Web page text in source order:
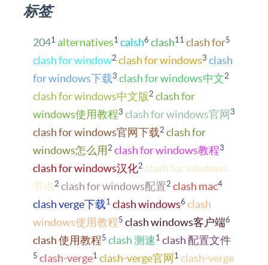
标签
2041 alternatives1 calsh6 clash11 clash for5
clash for window2 clash for windows3 clash
for windows下载3 clash for windows中文2
clash for windows中文版 2 clash for
windows使用教程3 clash for windows官网 3
clash for windows官网下载2 clash for
windows怎么用 2 clash for windows教程3
clash for windows汉化2 clash for windows
节点 2 clash for windows配置2 clash mac4
clash verge下载1 clash windows6 clash
windows使用教程5 clash windows客户端6
clash 使用教程5 clash 测速 1 clash 配置文件
5 clash-verge1 clash-verge官网 1 clash-verge